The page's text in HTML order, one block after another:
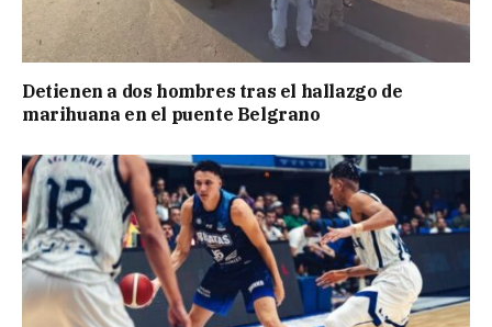
Detienen a dos hombres tras el hallazgo de
marihuana en el puente Belgrano